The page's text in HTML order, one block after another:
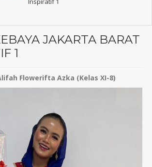
JAKARTA BARAT
1
Flowerifta Azka (Kelas XI-8)